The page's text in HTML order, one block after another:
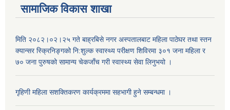
सामाजिक विकास शाखा
मिति २०८२।०२।२५ गते बाह्रबिसे नगर अस्पतालबाट महिला पाठेघर तथा स्तन
क्यान्सर स्क्रिनिङ्गको नि:शुल्क स्वास्थ्य परीक्षण शिविरमा ३०१ जना महिला र
७० जना पुरुषको सामान्य चेकजाँच गरी स्वास्थ्य सेवा लिनुभयो ।
गृहिणी महिला सशक्तिकरण कार्यक्रममा सहभागी हुने सम्बन्धमा ।